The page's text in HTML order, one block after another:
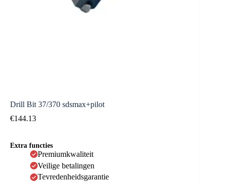
Drill Bit 37/370 sdsmax+pilot
€144.13
Extra functies
Premiumkwaliteit
Veilige betalingen
Tevredenheidsgarantie